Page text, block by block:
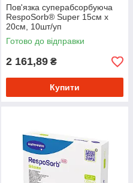
Пов'язка суперабсорбуюча
RespoSorb® Super 15см х
20см, 10шт/уп
Готово до відправки
2 161,89 ₴
Купити